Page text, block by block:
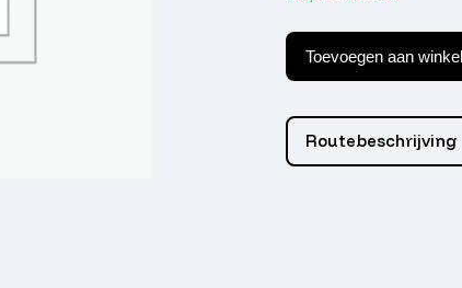
DMP
opklapbaar
zwart
mio,
speedake,
sv,
Toevoegen aan
Routebeschrijving